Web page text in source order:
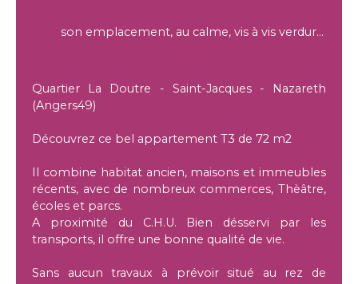
son emplacement, au calme, vis à vis verdure proche commerces et CHU
Quartier La Doutre - Saint-Jacques - Nazareth
(Angers49)
Découvrez ce bel appartement T3 de 72 m2
Il combine habitat ancien, maisons et immeubles
récents, avec de nombreux commerces, Thèâtre,
écoles et parcs.
A proximité du C.H.U. Bien désservi par les
transports, il offre une bonne qualité de vie.
Sans aucun travaux à prévoir situé au rez de